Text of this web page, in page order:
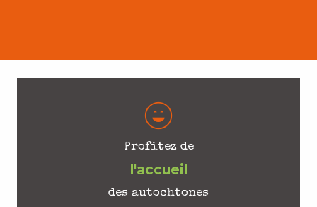
Profitez de
l'accueil
des autochtones